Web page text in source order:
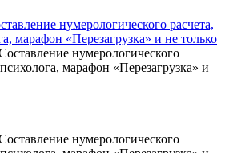
нумерологического расчета,
марафон «Перезагрузка» и не только